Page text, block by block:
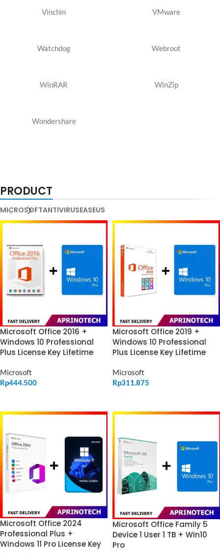
Vinchin VMware
Watchdog Webroot
WinRAR WinZip
Wondershare
PRODUCT
MICROSOFTANTIVIRUSEASEUS
Microsoft Office 2016 +
Windows 10 Professional
Plus License Key Lifetime
Microsoft
Rp444.500
Microsoft Office 2019 +
Windows 10 Professional
Plus License Key Lifetime
Microsoft
Rp311.875
Microsoft Office 2024
Professional Plus +
Windows 11 Pro License Key
Microsoft Office Family 5
Device 1 User 1 TB + Win10
Pro